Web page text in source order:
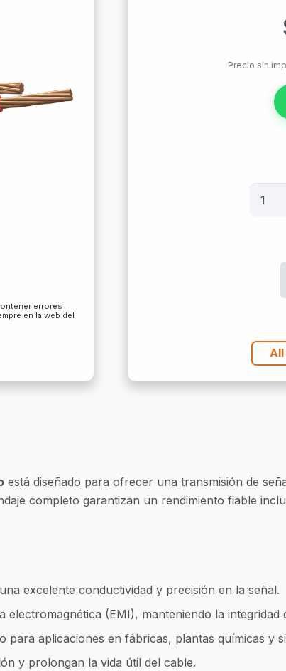
errores
en la web del
Precio sin
All
está diseñado para ofrecer una transmisión de
completo garantizan un rendimiento fiable
excelente conductividad y precisión en la señal.
(EMI), manteniendo la integridad
aplicaciones en fábricas, plantas químicas y
y prolongan la vida útil del cable.